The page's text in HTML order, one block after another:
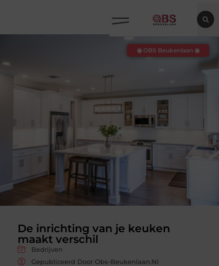
De inrichting van je keuken
maakt verschil
Bedrijven
Gepubliceerd Door Obs-Beukenlaan.nl
◉ OBS Beukenlaan ◉